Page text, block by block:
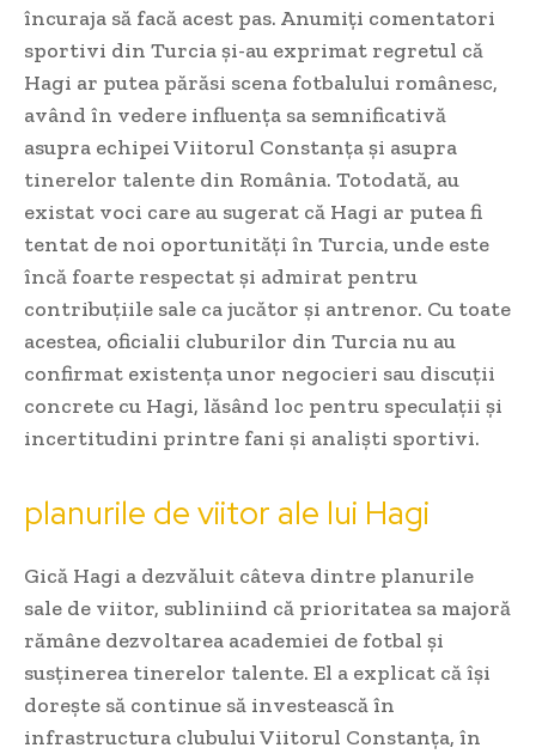
încuraja să facă acest pas. Anumiți comentatori
sportivi din Turcia și-au exprimat regretul că
Hagi ar putea părăsi scena fotbalului românesc,
având în vedere influența sa semnificativă
asupra echipei Viitorul Constanța și asupra
tinerelor talente din România. Totodată, au
existat voci care au sugerat că Hagi ar putea fi
tentat de noi oportunități în Turcia, unde este
încă foarte respectat și admirat pentru
contribuțiile sale ca jucător și antrenor. Cu toate
acestea, oficialii cluburilor din Turcia nu au
confirmat existența unor negocieri sau discuții
concrete cu Hagi, lăsând loc pentru speculații și
incertitudini printre fani și analiști sportivi.
planurile de viitor ale lui Hagi
Gică Hagi a dezvăluit câteva dintre planurile
sale de viitor, subliniind că prioritatea sa majoră
rămâne dezvoltarea academiei de fotbal și
susținerea tinerelor talente. El a explicat că își
dorește să continue să investească în
infrastructura clubului Viitorul Constanța, în